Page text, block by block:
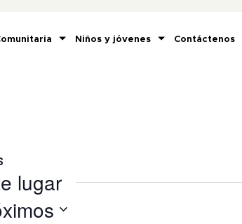
Niños y jóvenes Contáctenos
lugar